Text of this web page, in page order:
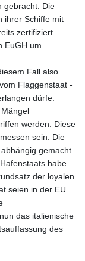
gebracht. Die
ihrer Schiffe mit
zertifiziert
EuGH um
Fall also
Flaggenstaat -
dürfe.
werden. Diese
sein. Die
gemacht
habe.
der loyalen
seien in der EU
das italienische
des